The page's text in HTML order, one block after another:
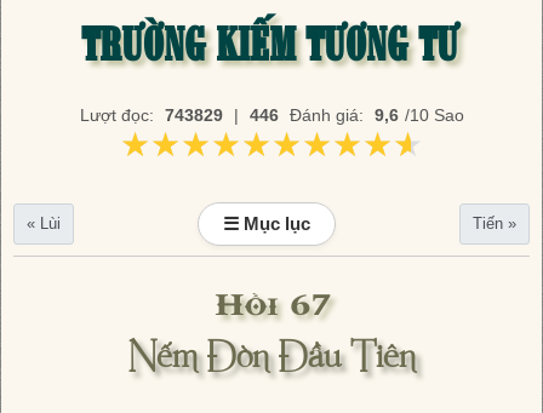
TRƯỜNG KIẾM TƯƠNG TƯ
Lượt đọc: 743829 | 446 Đánh giá: 9,6 /10 Sao
★★★★★★★★★★
★★★★★★★★★★
« Lùi ☰ Mục lục Tiến »
Hồi 67
Nếm Đòn Đầu Tiên